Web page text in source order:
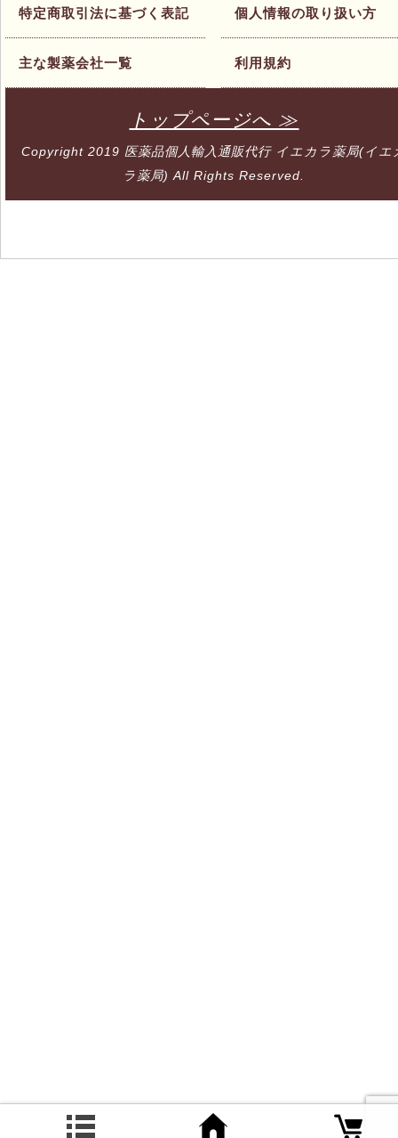
特定商取引法に基づく表記
主な製薬会社一覧
個人情報の取り扱い方
利用規約
トップページへ ≫
Copyright 2019 医薬品個人輸入通販代行 イエカラ薬局(イエ
ラ薬局) All Rights Reserved.